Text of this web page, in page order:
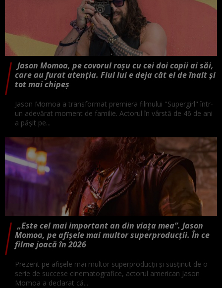
Jason Momoa, pe covorul roșu cu cei doi copii ai săi,
care au furat atenția. Fiul lui e deja cât el de înalt și
tot mai chipeș
Jason Momoa a transformat premiera filmului "Supergirl" într-
un adevărat moment de familie. Actorul în vârstă de 46 de ani
a pășit pe...
„Este cel mai important an din viața mea”. Jason
Momoa, pe afişele mai multor superproducții. În ce
filme joacă în 2026
Prezent pe afişele mai multor superproducţii şi susţinut de o
serie de succese cinematografice, actorul american Jason
Momoa a declarat că...